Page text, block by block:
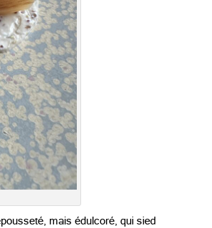
mais édulcoré, qui sied